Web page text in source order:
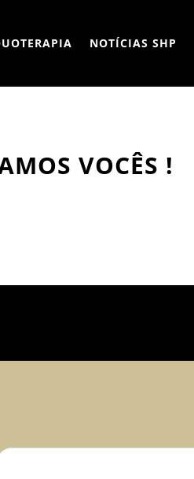
NOTÍCIAS SHP
VOCÊS !